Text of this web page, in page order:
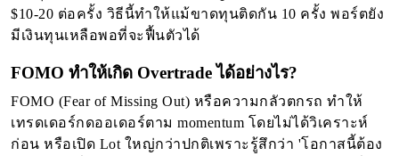
$10-20 ต่อครั้ง วิธีนี้ทำให้แม้ขาดทุนติดกัน 10 ครั้ง พอร์ตยัง
มีเงินทุนเหลือพอที่จะฟื้นตัวได้
FOMO ทำให้เกิด Overtrade ได้อย่างไร?
FOMO (Fear of Missing Out) หรือความกลัวตกรถ ทำให้
เทรดเดอร์กดออเดอร์ตาม momentum โดยไม่ได้วิเคราะห์
ก่อน หรือเปิด Lot ใหญ่กว่าปกติเพราะรู้สึกว่า 'โอกาสนี้ต้อง